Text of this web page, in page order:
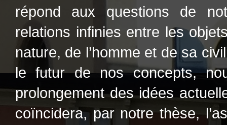
répond aux questions de
relations infinies entre les
nature, de l’homme et de sa
le futur de nos concepts,
prolongement des idées
coïncidera, par notre thèse,